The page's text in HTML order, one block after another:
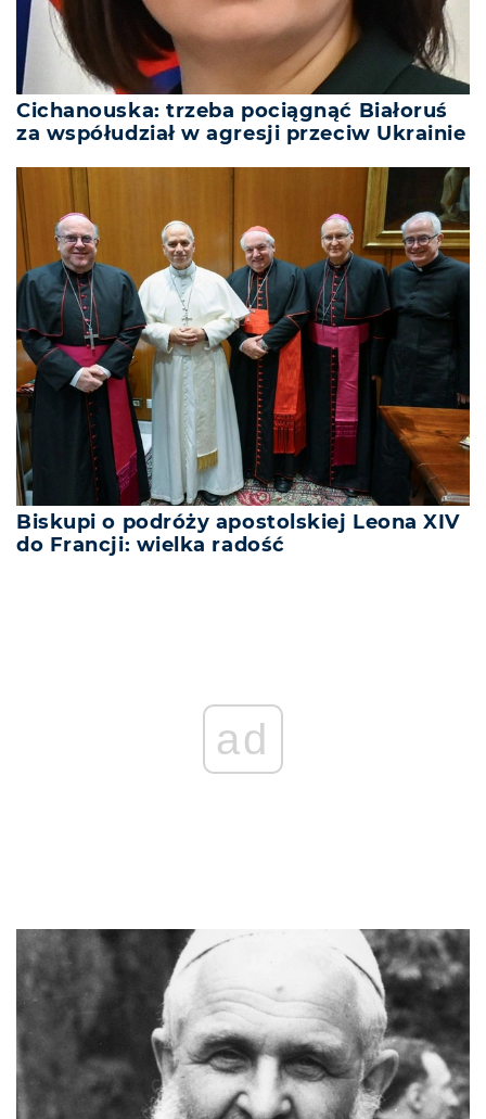
Cichanouska: trzeba pociągnąć Białoruś
za współudział w agresji przeciw Ukrainie
Biskupi o podróży apostolskiej Leona XIV
do Francji: wielka radość
ad